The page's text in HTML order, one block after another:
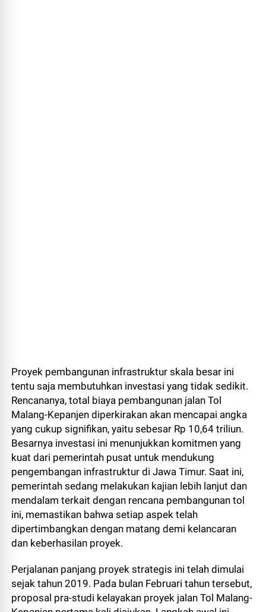
Proyek pembangunan infrastruktur skala besar ini
tentu saja membutuhkan investasi yang tidak sedikit.
Rencananya, total biaya pembangunan jalan Tol
Malang-Kepanjen diperkirakan akan mencapai angka
yang cukup signifikan, yaitu sebesar Rp 10,64 triliun.
Besarnya investasi ini menunjukkan komitmen yang
kuat dari pemerintah pusat untuk mendukung
pengembangan infrastruktur di Jawa Timur. Saat ini,
pemerintah sedang melakukan kajian lebih lanjut dan
mendalam terkait dengan rencana pembangunan tol
ini, memastikan bahwa setiap aspek telah
dipertimbangkan dengan matang demi kelancaran
dan keberhasilan proyek.
Perjalanan panjang proyek strategis ini telah dimulai
sejak tahun 2019. Pada bulan Februari tahun tersebut,
proposal pra-studi kelayakan proyek jalan Tol Malang-